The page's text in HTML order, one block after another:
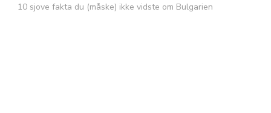
10 sjove fakta du (måske) ikke vidste om Bulgarien